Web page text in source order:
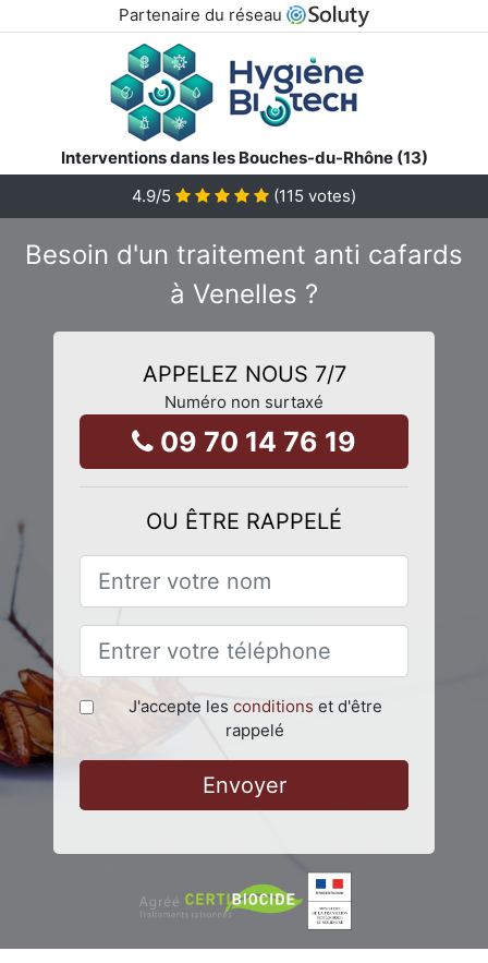
Partenaire du réseau
Interventions dans les Bouches-du-Rhône (13)
4.9/5 (115 votes)
Besoin d'un traitement anti cafards
à Venelles ?
APPELEZ NOUS 7/7
Numéro non surtaxé
09 70 14 76 19
OU ÊTRE RAPPELÉ
J'accepte les conditions et d'être
rappelé
Envoyer